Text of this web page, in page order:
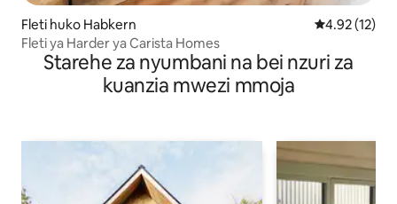
Fleti huko Habkern Ukadiriaji wa
4.92 (12)
Fleti ya Harder ya Carista Homes
Starehe za nyumbani na bei nzuri za
kuanzia mwezi mmoja